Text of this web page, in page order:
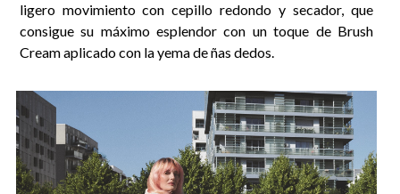
ligero movimiento con cepillo redondo y secador, que
consigue su máximo esplendor con un toque de Brush
Cream aplicado con la yema de ñas dedos.